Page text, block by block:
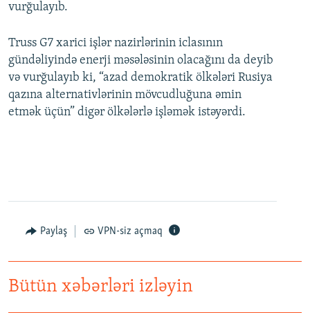
vurğulayıb.
Truss G7 xarici işlər nazirlərinin iclasının
gündəliyində enerji məsələsinin olacağını da deyib
və vurğulayıb ki, “azad demokratik ölkələri Rusiya
qazına alternativlərinin mövcudluğuna əmin
etmək üçün” digər ölkələrlə işləmək istəyərdi.
Paylaş VPN-siz açmaq
Bütün xəbərləri izləyin